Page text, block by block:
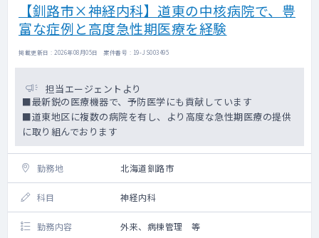
【釧路市×神経内科】道東の中核病院で、豊
富な症例と高度急性期医療を経験
掲載更新日 : 2026年08月05日 案件番号 : 19-JS003495
担当エージェントより
■最新鋭の医療機器で、予防医学にも貢献しています
■道東地区に複数の病院を有し、より高度な急性期医療の提供
に取り組んでおります
勤務地 北海道釧路市
科目 神経内科
勤務内容 外来、病棟管理 等